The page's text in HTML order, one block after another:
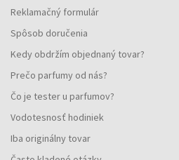
Reklamačný formulár
Spôsob doručenia
Kedy obdržím objednaný tovar?
Prečo parfumy od nás?
Čo je tester u parfumov?
Vodotesnosť hodiniek
Iba originálny tovar